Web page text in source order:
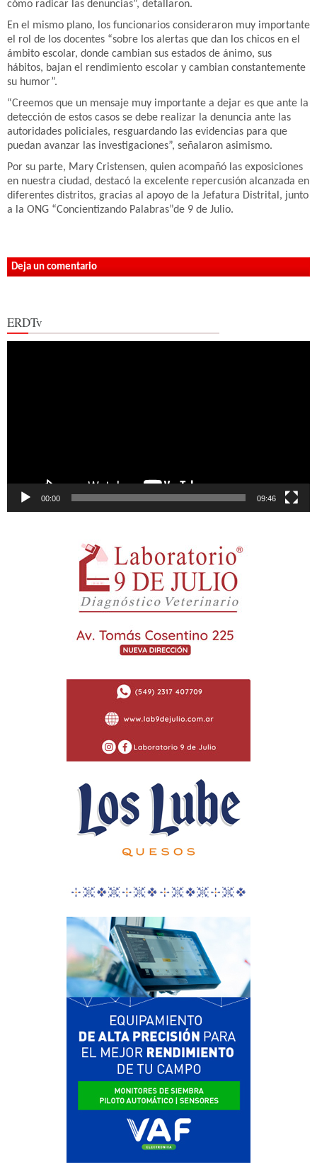
cómo radicar las denuncias”, detallaron.
En el mismo plano, los funcionarios consideraron muy importante
el rol de los docentes “sobre los alertas que dan los chicos en el
ámbito escolar, donde cambian sus estados de ánimo, sus
hábitos, bajan el rendimiento escolar y cambian constantemente
su humor”.
“Creemos que un mensaje muy importante a dejar es que ante la
detección de estos casos se debe realizar la denuncia ante las
autoridades policiales, resguardando las evidencias para que
puedan avanzar las investigaciones”, señalaron asimismo.
Por su parte, Mary Cristensen, quien acompañó las exposiciones
en nuestra ciudad, destacó la excelente repercusión alcanzada en
diferentes distritos, gracias al apoyo de la Jefatura Distrital, junto
a la ONG “Concientizando Palabras”de 9 de Julio.
Deja un comentario
ERDTv
00:00 09:46